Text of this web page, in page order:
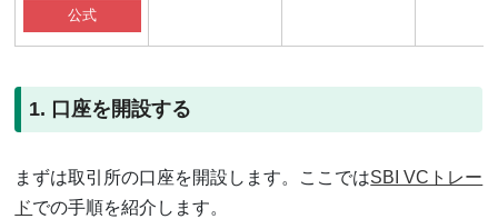
公式
1. 口座を開設する
まずは取引所の口座を開設します。ここではSBI VCトレー
ドでの手順を紹介します。